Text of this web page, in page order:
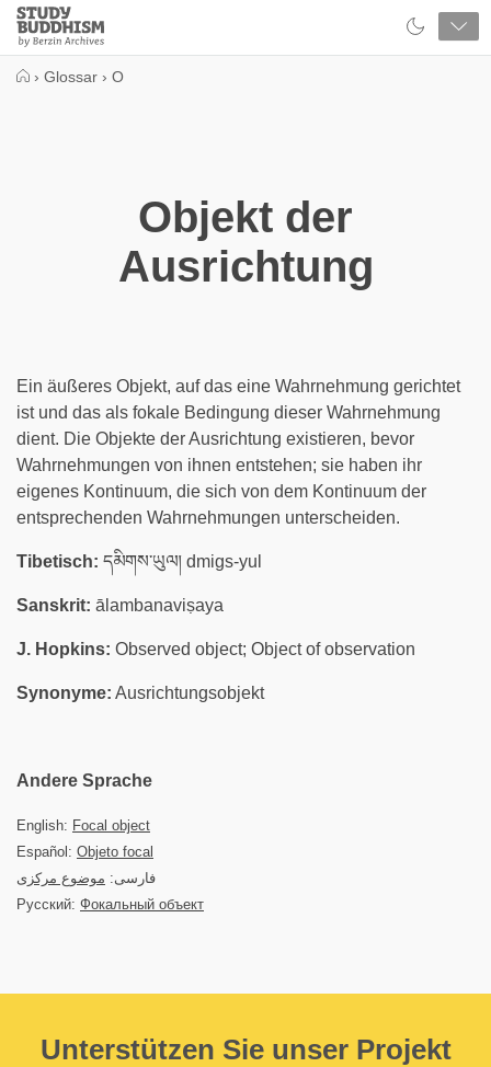
Close
Study
Buddhism
› Glossar › O
Objekt der
Ausrichtung
Ein äußeres Objekt, auf das eine Wahrnehmung gerichtet
ist und das als fokale Bedingung dieser Wahrnehmung
dient. Die Objekte der Ausrichtung existieren, bevor
Wahrnehmungen von ihnen entstehen; sie haben ihr
eigenes Kontinuum, die sich von dem Kontinuum der
entsprechenden Wahrnehmungen unterscheiden.
Tibetisch: དམིགས་ཡུལ། dmigs-yul
Sanskrit: ālambanaviṣaya
J. Hopkins: Observed object; Object of observation
Synonyme: Ausrichtungsobjekt
Andere Sprache
English: Focal object
Español: Objeto focal
فارسی: موضوع مرکزی
Русский: Фокальный объект
Unterstützen Sie unser Projekt